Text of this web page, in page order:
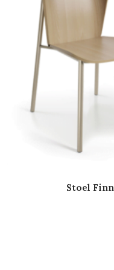
Stoel Finn